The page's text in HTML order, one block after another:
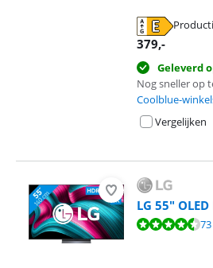
379,-
Geleverd
Nog sneller op
Coolblue-
Vergelijken
LG 55"
Beoordeling is 9,0 van de 10, gebaseerd